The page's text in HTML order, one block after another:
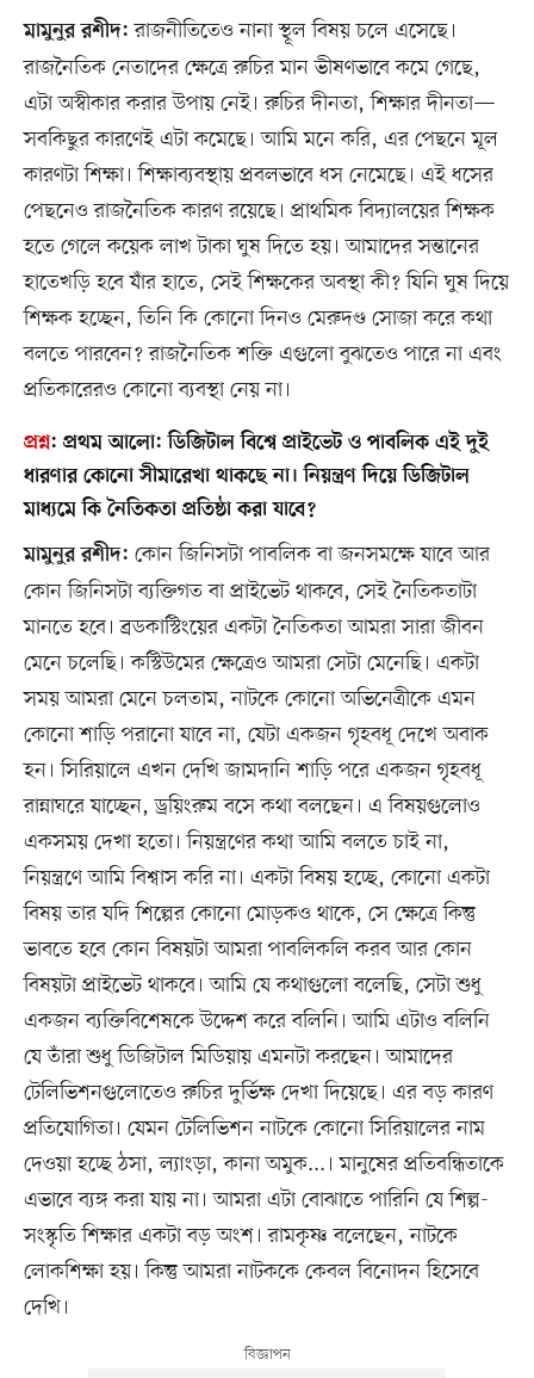
মামুনুর রশীদ: রাজনীতিতেও নানা স্থূল বিষয় চলে এসেছে।
রাজনৈতিক নেতাদের ক্ষেত্রে রুচির মান ভীষণভাবে কমে গেছে,
এটা অস্বীকার করার উপায় নেই। রুচির দীনতা, শিক্ষার দীনতা—
সবকিছুর কারণেই এটা কমেছে। আমি মনে করি, এর পেছনে মূল
কারণটা শিক্ষা। শিক্ষাব্যবস্থায় প্রবলভাবে ধস নেমেছে। এই ধসের
পেছনেও রাজনৈতিক কারণ রয়েছে। প্রাথমিক বিদ্যালয়ের শিক্ষক
হতে গেলে কয়েক লাখ টাকা ঘুষ দিতে হয়। আমাদের সন্তানের
হাতেখড়ি হবে যাঁর হাতে, সেই শিক্ষকের অবস্থা কী? যিনি ঘুষ দিয়ে
শিক্ষক হচ্ছেন, তিনি কি কোনো দিনও মেরুদণ্ড সোজা করে কথা
বলতে পারবেন? রাজনৈতিক শক্তি এগুলো বুঝতেও পারে না এবং
প্রতিকারেরও কোনো ব্যবস্থা নেয় না।
প্রশ্ন: প্রথম আলো: ডিজিটাল বিশ্বে প্রাইভেট ও পাবলিক এই দুই
ধারণার কোনো সীমারেখা থাকছে না। নিয়ন্ত্রণ দিয়ে ডিজিটাল
মাধ্যমে কি নৈতিকতা প্রতিষ্ঠা করা যাবে?
মামুনুর রশীদ: কোন জিনিসটা পাবলিক বা জনসমক্ষে যাবে আর
কোন জিনিসটা ব্যক্তিগত বা প্রাইভেট থাকবে, সেই নৈতিকতাটা
মানতে হবে। ব্রডকাস্টিংয়ের একটা নৈতিকতা আমরা সারা জীবন
মেনে চলেছি। কস্টিউমের ক্ষেত্রেও আমরা সেটা মেনেছি। একটা
সময় আমরা মেনে চলতাম, নাটকে কোনো অভিনেত্রীকে এমন
কোনো শাড়ি পরানো যাবে না, যেটা একজন গৃহবধূ দেখে অবাক
হন। সিরিয়ালে এখন দেখি জামদানি শাড়ি পরে একজন গৃহবধূ
রান্নাঘরে যাচ্ছেন, ড্রয়িংরুম বসে কথা বলছেন। এ বিষয়গুলোও
একসময় দেখা হতো। নিয়ন্ত্রণের কথা আমি বলতে চাই না,
নিয়ন্ত্রণে আমি বিশ্বাস করি না। একটা বিষয় হচ্ছে, কোনো একটা
বিষয় তার যদি শিল্পের কোনো মোড়কও থাকে, সে ক্ষেত্রে কিন্তু
ভাবতে হবে কোন বিষয়টা আমরা পাবলিকলি করব আর কোন
বিষয়টা প্রাইভেট থাকবে। আমি যে কথাগুলো বলেছি, সেটা শুধু
একজন ব্যক্তিবিশেষকে উদ্দেশ করে বলিনি। আমি এটাও বলিনি
যে তাঁরা শুধু ডিজিটাল মিডিয়ায় এমনটা করছেন। আমাদের
টেলিভিশনগুলোতেও রুচির দুর্ভিক্ষ দেখা দিয়েছে। এর বড় কারণ
প্রতিযোগিতা। যেমন টেলিভিশন নাটকে কোনো সিরিয়ালের নাম
দেওয়া হচ্ছে ঠসা, ল্যাংড়া, কানা অমুক...। মানুষের প্রতিবন্ধিতাকে
এভাবে ব্যঙ্গ করা যায় না। আমরা এটা বোঝাতে পারিনি যে শিল্প-
সংস্কৃতি শিক্ষার একটা বড় অংশ। রামকৃষ্ণ বলেছেন, নাটকে
লোকশিক্ষা হয়। কিন্তু আমরা নাটককে কেবল বিনোদন হিসেবে
দেখি।